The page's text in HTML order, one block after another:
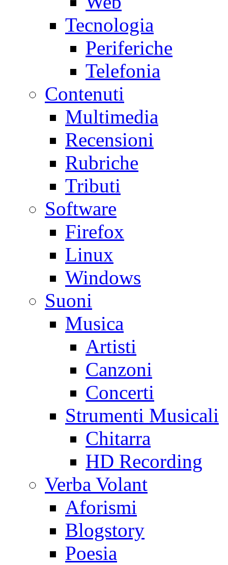
Tecnologia
Periferiche
Telefonia
Contenuti
Multimedia
Recensioni
Rubriche
Tributi
Software
Firefox
Linux
Windows
Suoni
Musica
Artisti
Canzoni
Concerti
Strumenti Musicali
Chitarra
HD Recording
Verba Volant
Aforismi
Blogstory
Poesia